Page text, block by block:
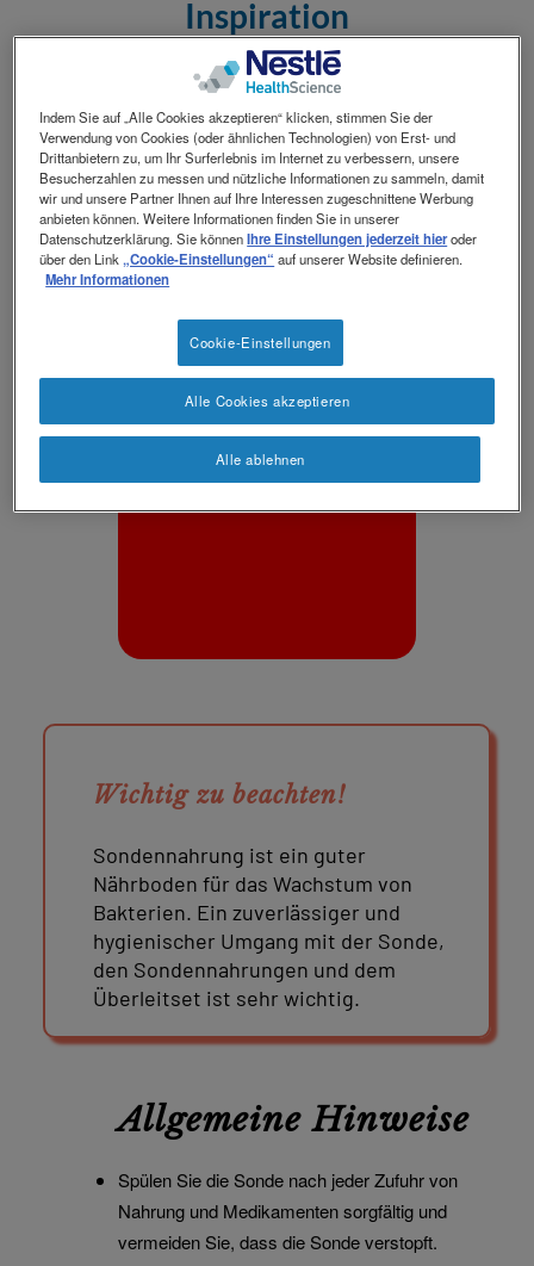
revamp
Inspiration
Reinigung und Plege bei
einer FKJ-Sonde
(Feinnadel-Katheter-
Jejunostomie)
Wichtig zu beachten!
Sondennahrung ist ein guter
Nährboden für das Wachstum von
Bakterien. Ein zuverlässiger und
hygienischer Umgang mit der Sonde,
den Sondennahrungen und dem
Überleitset ist sehr wichtig.
Allgemeine Hinweise
Spülen Sie die Sonde nach jeder Zufuhr von
Nahrung und Medikamenten sorgfältig und
vermeiden Sie, dass die Sonde verstopft.
Indem Sie auf „Alle Cookies akzeptieren“ klicken, stimmen Sie der
Verwendung von Cookies (oder ähnlichen Technologien) von Erst- und
Drittanbietern zu, um Ihr Surferlebnis im Internet zu verbessern, unsere
Besucherzahlen zu messen und nützliche Informationen zu sammeln, damit
wir und unsere Partner Ihnen auf Ihre Interessen zugeschnittene Werbung
anbieten können. Weitere Informationen finden Sie in unserer
Datenschutzerklärung. Sie könnenIhre Einstellungen jederzeit hieroder
über den Link „Cookie-Einstellungen“ auf unserer Website definieren.
Mehr Informationen
Cookie-Einstellungen
Alle ablehnen
Alle Cookies akzeptieren